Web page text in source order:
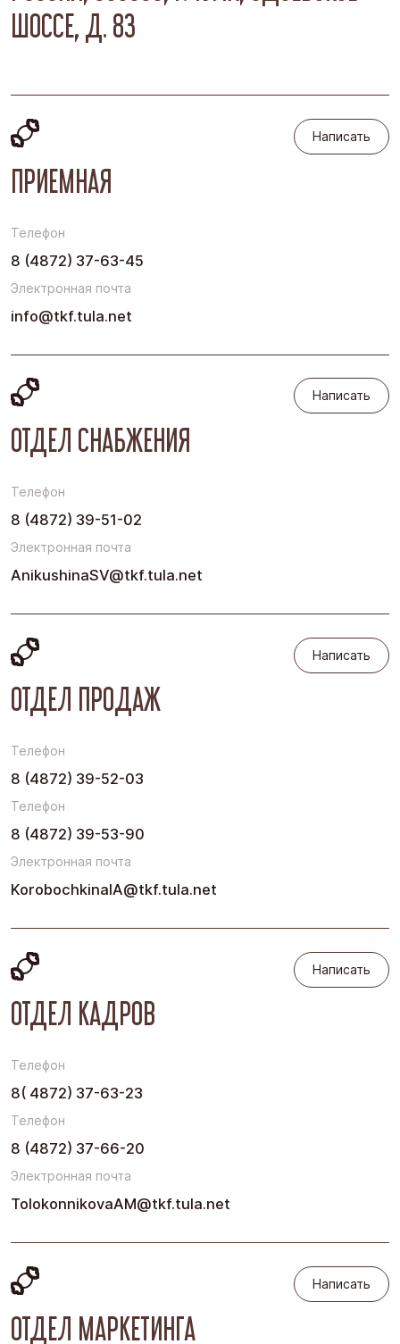
ШОССЕ, Д. 83
ПРИЕМНАЯ
Написать
Телефон
8 (4872) 37-63-45
Электронная почта
info@tkf.tula.net
ОТДЕЛ СНАБЖЕНИЯ
Написать
Телефон
8 (4872) 39-51-02
Электронная почта
AnikushinaSV@tkf.tula.net
ОТДЕЛ ПРОДАЖ
Написать
Телефон
8 (4872) 39-52-03
Телефон
8 (4872) 39-53-90
Электронная почта
KorobochkinaIA@tkf.tula.net
ОТДЕЛ КАДРОВ
Написать
Телефон
8( 4872) 37-63-23
Телефон
8 (4872) 37-66-20
Электронная почта
TolokonnikovaAM@tkf.tula.net
ОТДЕЛ МАРКЕТИНГА
Написать